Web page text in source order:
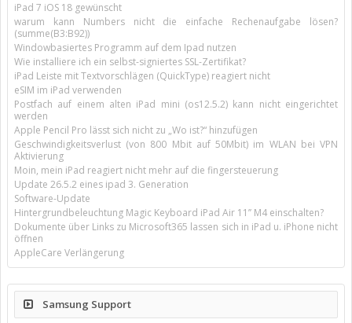
iPad 7 iOS 18 gewünscht
warum kann Numbers nicht die einfache Rechenaufgabe lösen?
(summe(B3:B92))
Windowbasiertes Programm auf dem Ipad nutzen
Wie installiere ich ein selbst-signiertes SSL-Zertifikat?
iPad Leiste mit Textvorschlägen (QuickType) reagiert nicht
eSIM im iPad verwenden
Postfach auf einem alten iPad mini (os12.5.2) kann nicht eingerichtet
werden
Apple Pencil Pro lässt sich nicht zu „Wo ist?“ hinzufügen
Geschwindigkeitsverlust (von 800 Mbit auf 50Mbit) im WLAN bei VPN
Aktivierung
Moin, mein iPad reagiert nicht mehr auf die fingersteuerung
Update 26.5.2 eines ipad 3. Generation
Software-Update
Hintergrundbeleuchtung Magic Keyboard iPad Air 11’’ M4 einschalten?
Dokumente über Links zu Microsoft365 lassen sich in iPad u. iPhone nicht
öffnen
AppleCare Verlängerung
Samsung Support